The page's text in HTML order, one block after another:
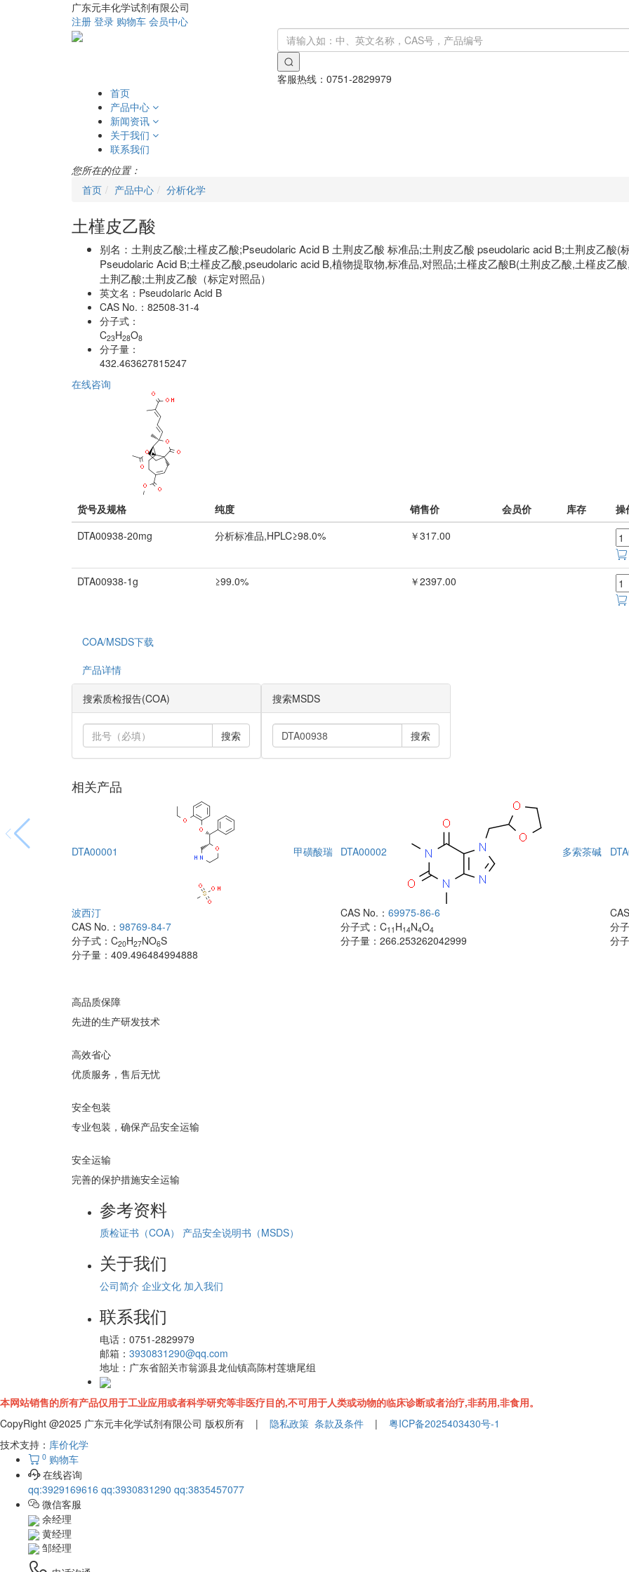
广东元丰化学试剂有限公司
注册 登录 购物车 会员中心
客服热线： 0751-2829979
首页
产品中心
新闻资讯
关于我们
联系我们
您所在的位置：
首页
产品中心 分析化学
土槿皮乙酸
别名： 土荆皮乙酸;土槿皮乙酸;Pseudolaric Acid B 土荆皮乙酸 标准品;土荆皮乙酸 pseudolaric acid B;土荆皮乙酸
Pseudolaric Acid B;土槿皮乙酸,pseudolaric acid B,植物提取物,标准品,对照品;土槿皮乙酸B(土荆皮乙酸,土槿皮乙
土荆乙酸;土荆皮乙酸（标定对照品）
英文名： Pseudolaric Acid B
CAS No.： 82508-31-4
分子式：
C23H28O8
分子量：
432.463627815247
在线咨询
货号及规格 纯度 销售价 会员价 库存
操
DTA00938-20mg
分析标准品,HPLC≥98.0% ￥317.00
DTA00938-1g ≥99.0% ￥2397.00
COA/MSDS下载
产品详情
搜索质检报告(COA)
搜索
搜索MSDS
搜索
相关产品
DTA00001 甲磺酸瑞
波西汀
CAS No.： 98769-84-7
分子式： C20H27NO6S
分子量： 409.496484994888
DTA00002 多索茶碱
CAS No.：69975-86-6
分子式：C11 H14N4O4
分子量：266.253262042999
分
分
高品质保障
先进的生产研发技术
高效省心
优质服务，售后无忧
安全包装
专业包装，确保产品安全运输
安全运输
完善的保护措施安全运输
参考资料
质检证书（COA） 产品安全说明书（MSDS）
关于我们
公司简介 企业文化 加入我们
联系我们
电话： 0751-2829979
邮箱： 3930831290@qq.com
地址： 广东省韶关市翁源县龙仙镇高陈村莲塘尾组
本网站销售的所有产品仅用于工业应用或者科学研究等非医疗目的,不可用于人类或动物的临床诊断或者治疗,非药用,非食用。
CopyRight @2025 广东元丰化学试剂有限公司 版权所有 | 隐私政策 条款及条件 | 粤ICP备2025403430号-1
技术支持： 库价化学
0 购物车
在线咨询
qq:3929169616 qq:3930831290 qq:3835457077
微信客服
余经理
黄经理
邹经理